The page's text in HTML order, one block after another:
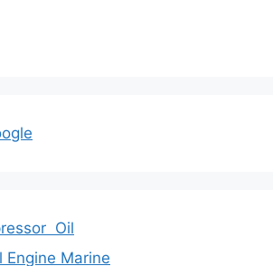
Oil
Engine Marine